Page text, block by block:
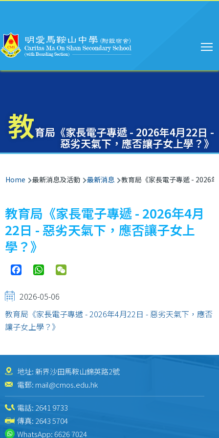
教育局《家長電子專遞 - 2026年4月22日 -
惡劣天氣下，應否讓子女上學？》
Breadcrumb
Home 最新消息及活動 最新消息 教育局《家長電子專遞 - 2026
教育局《家長電子專遞 - 2026年4月
22日 - 惡劣天氣下，應否讓子女上
學？》
FacebookWhatsApp
2026-05-06
教育局《家長電子專遞 - 2026年4月22日 - 惡劣天氣下，應否
讓子女上學？》
地址: 新界沙田馬鞍山錦英路2號
電郵: mail@cmos.edu.hk
電話: 2641 9733
傳真: 2643 5704
WhatsApp:6626 7024